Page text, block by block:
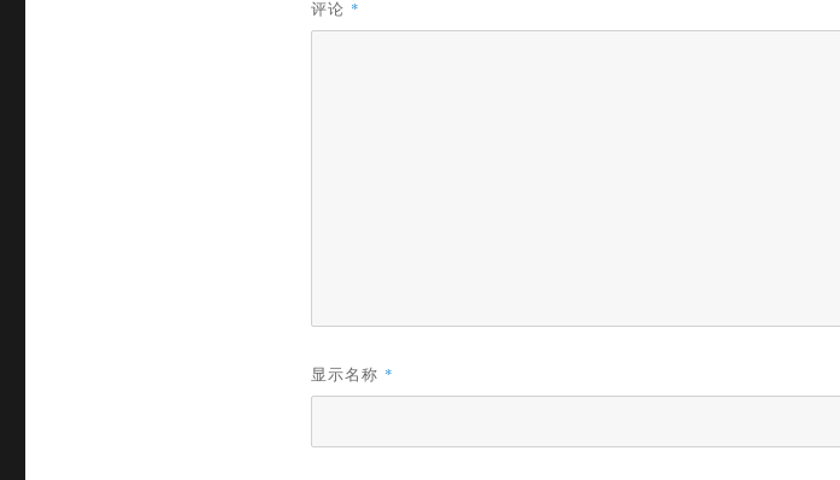
评论 *
显示名称 *